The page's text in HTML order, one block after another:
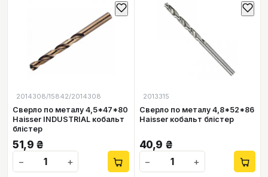
2014308/15842/2014308
Сверло по металу 4,5*47*80
Haisser INDUSTRIAL кобальт
блістер
51,9 ₴
−
+
2013315
Сверло по металу 4,8*52*86
Haisser кобальт блістер
40,9 ₴
−
+